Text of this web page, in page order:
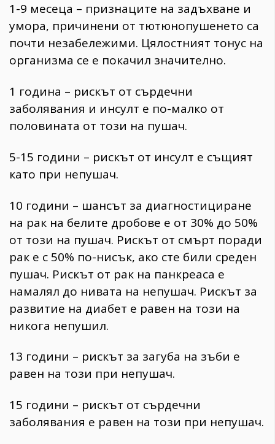
1-9 месеца – признаците на задъхване и
умора, причинени от тютюнопушенето са
почти незабележими. Цялостният тонус на
организма се е покачил значително.
1 година – рискът от сърдечни
заболявания и инсулт е по-малко от
половината от този на пушач.
5-15 години – рискът от инсулт е същият
като при непушач.
10 години – шансът за диагностициране
на рак на белите дробове е от 30% до 50%
от този на пушач. Рискът от смърт поради
рак е с 50% по-нисък, ако сте били среден
пушач. Рискът от рак на панкреаса е
намалял до нивата на непушач. Рискът за
развитие на диабет е равен на този на
никога непушил.
13 години – рискът за загуба на зъби е
равен на този при непушач.
15 години – рискът от сърдечни
заболявания е равен на този при непушач.